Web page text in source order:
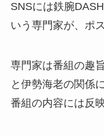
SNSには鉄腕
いう専門家が、ポ
専門家は番組の趣
と伊勢海老の関係
番組の内容には反